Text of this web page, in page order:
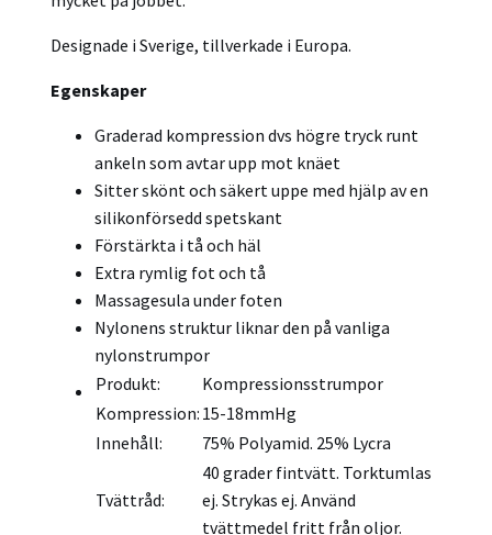
Designade i Sverige, tillverkade i Europa.
Egenskaper
Graderad kompression dvs högre tryck runt
ankeln som avtar upp mot knäet
Sitter skönt och säkert uppe med hjälp av en
silikonförsedd spetskant
Förstärkta i tå och häl
Extra rymlig fot och tå
Massagesula under foten
Nylonens struktur liknar den på vanliga
nylonstrumpor
Produkt:
Kompressionsstrumpor
Kompression: 15-18mmHg
Innehåll:
75% Polyamid. 25% Lycra
Tvättråd:
40 grader fintvätt. Torktumlas
ej. Strykas ej. Använd
tvättmedel fritt från oljor.